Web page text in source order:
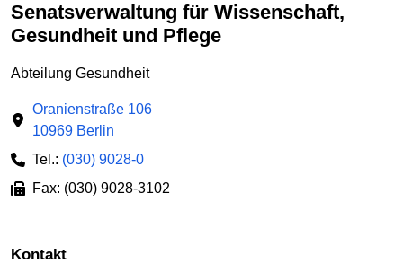
Senatsverwaltung für Wissenschaft,
Gesundheit und Pflege
Abteilung Gesundheit
Oranienstraße 106
10969 Berlin
Tel.: (030) 9028-0
Fax: (030) 9028-3102
Kontakt